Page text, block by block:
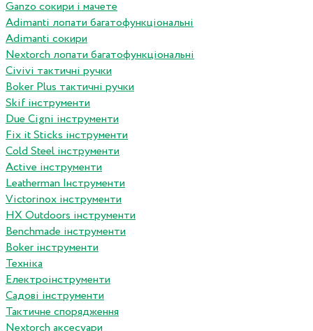
Ganzo сокири і мачете
Adimanti лопати багатофункціональні
Adimanti сокири
Nextorch лопати багатофункціональні
Сivivi тактичні ручки
Boker Plus тактичні ручки
Skif інструменти
Due Cigni інструменти
Fix it Sticks інструменти
Сold Steel інструменти
Active інструменти
Leatherman Інструменти
Victorinox інструменти
HX Outdoors інструменти
Benchmade інструменти
Boker інструменти
Техніка
Електроінструменти
Садові інструменти
Тактичне спорядження